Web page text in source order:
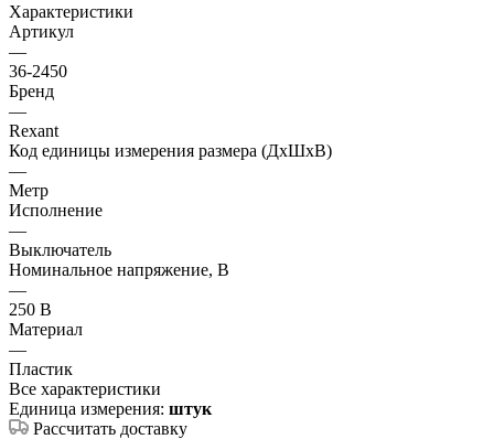
Характеристики
Артикул
—
36-2450
Бренд
—
Rexant
Код единицы измерения размера (ДхШхВ)
—
Метр
Исполнение
—
Выключатель
Номинальное напряжение, В
—
250 В
Материал
—
Пластик
Все характеристики
Единица измерения: штук
Рассчитать доставку